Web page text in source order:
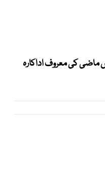
ماضی کی معروف اداکارہ